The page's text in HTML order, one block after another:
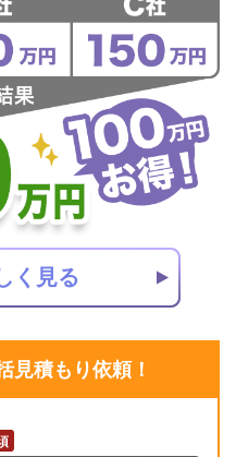
見積もり依頼！
く見る